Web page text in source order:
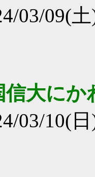
03/09(
信大に
03/10(